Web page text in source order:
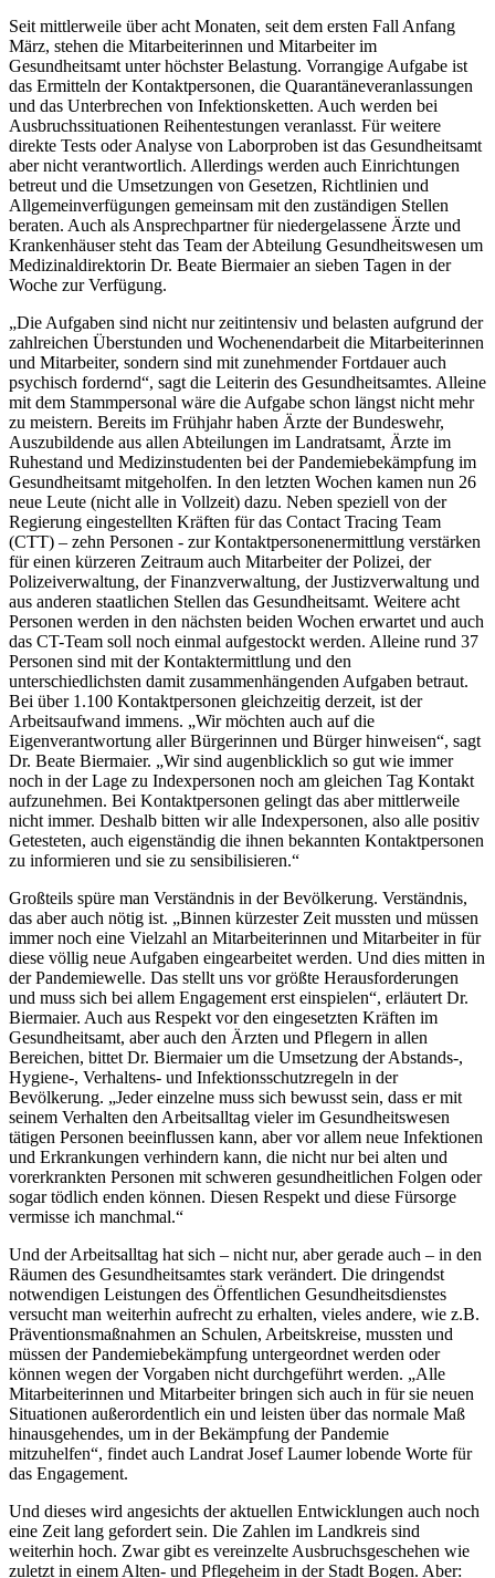
Seit mittlerweile über acht Monaten, seit dem ersten Fall Anfang
März, stehen die Mitarbeiterinnen und Mitarbeiter im
Gesundheitsamt unter höchster Belastung. Vorrangige Aufgabe ist
das Ermitteln der Kontaktpersonen, die Quarantäneveranlassungen
und das Unterbrechen von Infektionsketten. Auch werden bei
Ausbruchssituationen Reihentestungen veranlasst. Für weitere
direkte Tests oder Analyse von Laborproben ist das Gesundheitsamt
aber nicht verantwortlich. Allerdings werden auch Einrichtungen
betreut und die Umsetzungen von Gesetzen, Richtlinien und
Allgemeinverfügungen gemeinsam mit den zuständigen Stellen
beraten. Auch als Ansprechpartner für niedergelassene Ärzte und
Krankenhäuser steht das Team der Abteilung Gesundheitswesen um
Medizinaldirektorin Dr. Beate Biermaier an sieben Tagen in der
Woche zur Verfügung.
„Die Aufgaben sind nicht nur zeitintensiv und belasten aufgrund der
zahlreichen Überstunden und Wochenendarbeit die Mitarbeiterinnen
und Mitarbeiter, sondern sind mit zunehmender Fortdauer auch
psychisch fordernd“, sagt die Leiterin des Gesundheitsamtes. Alleine
mit dem Stammpersonal wäre die Aufgabe schon längst nicht mehr
zu meistern. Bereits im Frühjahr haben Ärzte der Bundeswehr,
Auszubildende aus allen Abteilungen im Landratsamt, Ärzte im
Ruhestand und Medizinstudenten bei der Pandemiebekämpfung im
Gesundheitsamt mitgeholfen. In den letzten Wochen kamen nun 26
neue Leute (nicht alle in Vollzeit) dazu. Neben speziell von der
Regierung eingestellten Kräften für das Contact Tracing Team
(CTT) – zehn Personen - zur Kontaktpersonenermittlung verstärken
für einen kürzeren Zeitraum auch Mitarbeiter der Polizei, der
Polizeiverwaltung, der Finanzverwaltung, der Justizverwaltung und
aus anderen staatlichen Stellen das Gesundheitsamt. Weitere acht
Personen werden in den nächsten beiden Wochen erwartet und auch
das CT-Team soll noch einmal aufgestockt werden. Alleine rund 37
Personen sind mit der Kontaktermittlung und den
unterschiedlichsten damit zusammenhängenden Aufgaben betraut.
Bei über 1.100 Kontaktpersonen gleichzeitig derzeit, ist der
Arbeitsaufwand immens. „Wir möchten auch auf die
Eigenverantwortung aller Bürgerinnen und Bürger hinweisen“, sagt
Dr. Beate Biermaier. „Wir sind augenblicklich so gut wie immer
noch in der Lage zu Indexpersonen noch am gleichen Tag Kontakt
aufzunehmen. Bei Kontaktpersonen gelingt das aber mittlerweile
nicht immer. Deshalb bitten wir alle Indexpersonen, also alle positiv
Getesteten, auch eigenständig die ihnen bekannten Kontaktpersonen
zu informieren und sie zu sensibilisieren.“
Großteils spüre man Verständnis in der Bevölkerung. Verständnis,
das aber auch nötig ist. „Binnen kürzester Zeit mussten und müssen
immer noch eine Vielzahl an Mitarbeiterinnen und Mitarbeiter in für
diese völlig neue Aufgaben eingearbeitet werden. Und dies mitten in
der Pandemiewelle. Das stellt uns vor größte Herausforderungen
und muss sich bei allem Engagement erst einspielen“, erläutert Dr.
Biermaier. Auch aus Respekt vor den eingesetzten Kräften im
Gesundheitsamt, aber auch den Ärzten und Pflegern in allen
Bereichen, bittet Dr. Biermaier um die Umsetzung der Abstands-,
Hygiene-, Verhaltens- und Infektionsschutzregeln in der
Bevölkerung. „Jeder einzelne muss sich bewusst sein, dass er mit
seinem Verhalten den Arbeitsalltag vieler im Gesundheitswesen
tätigen Personen beeinflussen kann, aber vor allem neue Infektionen
und Erkrankungen verhindern kann, die nicht nur bei alten und
vorerkrankten Personen mit schweren gesundheitlichen Folgen oder
sogar tödlich enden können. Diesen Respekt und diese Fürsorge
vermisse ich manchmal.“
Und der Arbeitsalltag hat sich – nicht nur, aber gerade auch – in den
Räumen des Gesundheitsamtes stark verändert. Die dringendst
notwendigen Leistungen des Öffentlichen Gesundheitsdienstes
versucht man weiterhin aufrecht zu erhalten, vieles andere, wie z.B.
Präventionsmaßnahmen an Schulen, Arbeitskreise, mussten und
müssen der Pandemiebekämpfung untergeordnet werden oder
können wegen der Vorgaben nicht durchgeführt werden. „Alle
Mitarbeiterinnen und Mitarbeiter bringen sich auch in für sie neuen
Situationen außerordentlich ein und leisten über das normale Maß
hinausgehendes, um in der Bekämpfung der Pandemie
mitzuhelfen“, findet auch Landrat Josef Laumer lobende Worte für
das Engagement.
Und dieses wird angesichts der aktuellen Entwicklungen auch noch
eine Zeit lang gefordert sein. Die Zahlen im Landkreis sind
weiterhin hoch. Zwar gibt es vereinzelte Ausbruchsgeschehen wie
zuletzt in einem Alten- und Pflegeheim in der Stadt Bogen. Aber: